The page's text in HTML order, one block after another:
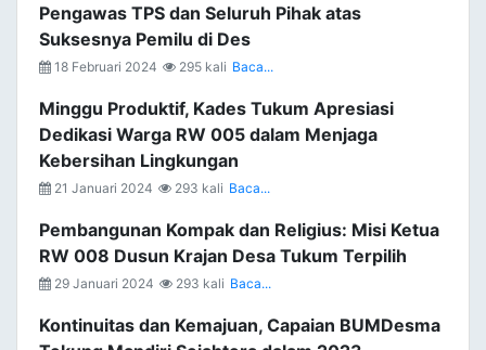
Pengawas TPS dan Seluruh Pihak atas
Suksesnya Pemilu di Des
18 Februari 2024 295 kali Baca...
Minggu Produktif, Kades Tukum Apresiasi
Dedikasi Warga RW 005 dalam Menjaga
Kebersihan Lingkungan
21 Januari 2024 293 kali Baca...
Pembangunan Kompak dan Religius: Misi Ketua
RW 008 Dusun Krajan Desa Tukum Terpilih
29 Januari 2024 293 kali Baca...
Kontinuitas dan Kemajuan, Capaian BUMDesma